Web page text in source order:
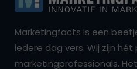
Marketingfacts is een
iedere dag vers. Wij zijn
marketingprofessionals.